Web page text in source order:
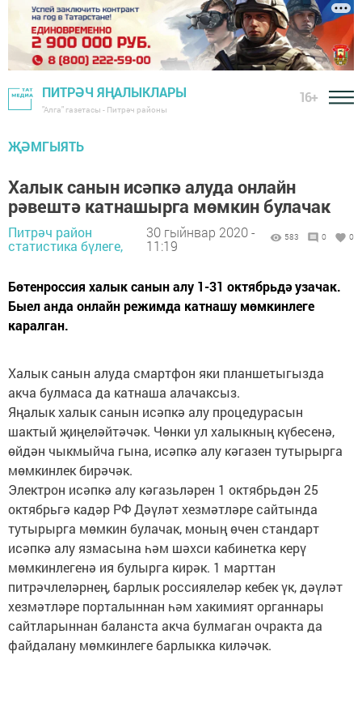
ПИТРӘЧ ЯҢАЛЫКЛАРЫ
"Алга" газетасы - Питрәч районы
16+
ҖӘМГЫЯТЬ
Халык санын исәпкә алуда онлайн
рәвештә катнашырга мөмкин булачак
Питрәч район
статистика бүлеге,
30 гыйнвар 2020 -
11:19
583 0 0
Бөтенроссия халык санын алу 1-31 октябрьдә узачак.
Быел анда онлайн режимда катнашу мөмкинлеге
каралган.
Халык санын алуда смартфон яки планшетыгызда
акча булмаса да катнаша алачаксыз.
Яңалык халык санын исәпкә алу процедурасын
шактый җиңеләйтәчәк. Чөнки ул халыкның күбесенә,
өйдән чыкмыйча гына, исәпкә алу кәгазен тутырырга
мөмкинлек бирәчәк.
Электрон исәпкә алу кәгазьләрен 1 октябрьдән 25
октябрьгә кадәр РФ Дәүләт хезмәтләре сайтында
тутырырга мөмкин булачак, моның өчен стандарт
исәпкә алу язмасына һәм шәхси кабинетка керү
мөмкинлегенә ия булырга кирәк. 1 марттан
питрәчлеләрнең, барлык россиялеләр кебек үк, дәүләт
хезмәтләре порталыннан һәм хакимият органнары
сайтларыннан баланста акча булмаган очракта да
файдалану мөмкинлеге барлыкка киләчәк.